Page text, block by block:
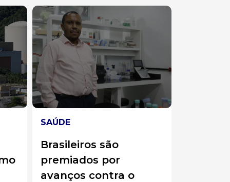
Conflito no Oriente
Médio ameaça
fornecimento de